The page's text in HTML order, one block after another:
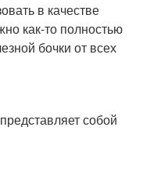
в качестве
как-то полностью
бочки от всех
собой